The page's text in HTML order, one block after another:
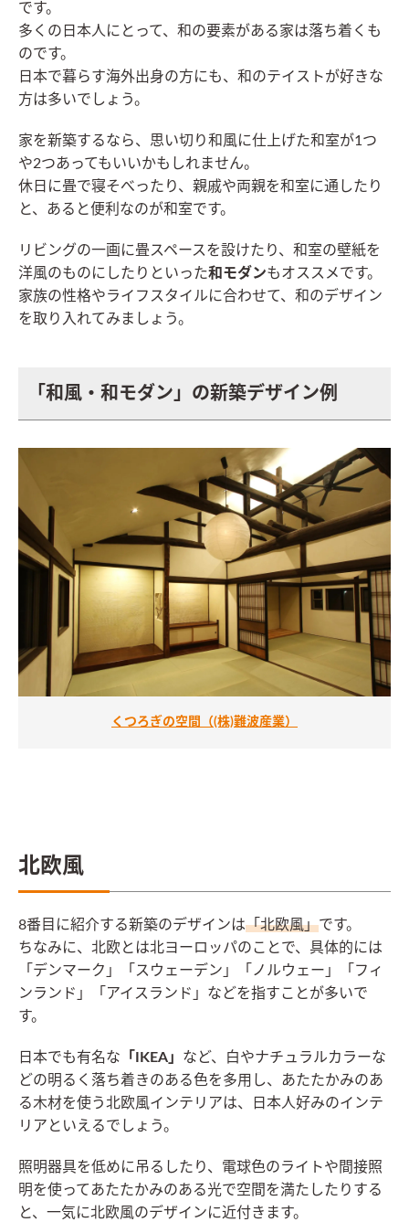
です。
多くの日本人にとって、和の要素がある家は落ち着くも
のです。
日本で暮らす海外出身の方にも、和のテイストが好きな
方は多いでしょう。
家を新築するなら、思い切り和風に仕上げた和室が1つ
や2つあってもいいかもしれません。
休日に畳で寝そべったり、親戚や両親を和室に通したり
と、あると便利なのが和室です。
リビングの一画に畳スペースを設けたり、和室の壁紙を
洋風のものにしたりといった和モダンもオススメです。
家族の性格やライフスタイルに合わせて、和のデザイン
を取り入れてみましょう。
「和風・和モダン」の新築デザイン例
くつろぎの空間（(株)難波産業）
北欧風
8番目に紹介する新築のデザインは「北欧風」です。
ちなみに、北欧とは北ヨーロッパのことで、具体的には
「デンマーク」「スウェーデン」「ノルウェー」「フィ
ンランド」「アイスランド」などを指すことが多いで
す。
日本でも有名な 「IKEA」 など、白やナチュラルカラーな
どの明るく落ち着きのある色を多用し、あたたかみのあ
る木材を使う北欧風インテリアは、日本人好みのインテ
リアといえるでしょう。
照明器具を低めに吊るしたり、電球色のライトや間接照
明を使ってあたたかみのある光で空間を満たしたりする
と、一気に北欧風のデザインに近付きます。